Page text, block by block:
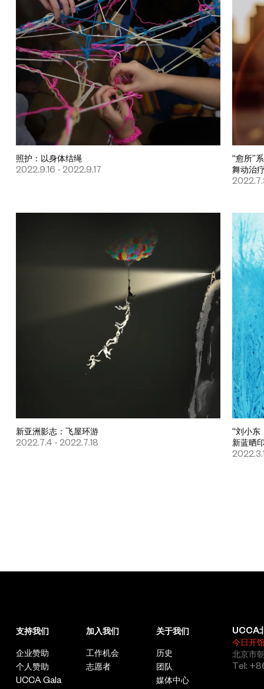
照护：以身体结绳
2022.9.16 - 2022.9.17
“愈所”
舞动治
新亚洲影志：飞屋环游
2022.7.4 - 2022.7.18
“刘小东
新蓝晒
支持我们
企业赞助
个人赞助
UCCA Gala
加入我们
工作机会
志愿者
关于我们
历史
团队
媒体中心
UCCA
今日开
北京市
Tel: